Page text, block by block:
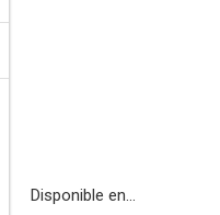
Disponible en...